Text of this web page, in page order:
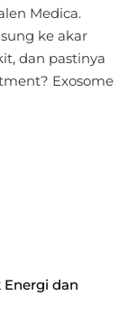
Medica.
ke akar
dan pastinya
Exosome
Energi dan